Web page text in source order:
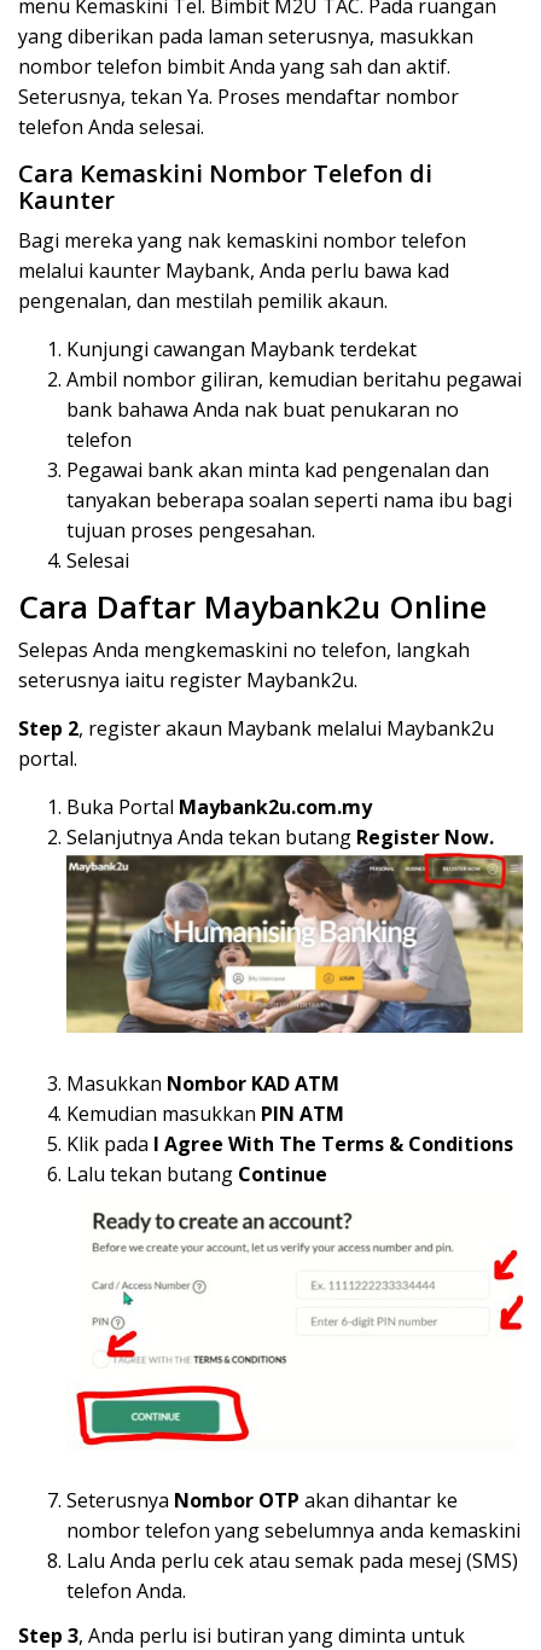
menu Kemaskini Tel. Bimbit M2U TAC. Pada ruangan
yang diberikan pada laman seterusnya, masukkan
nombor telefon bimbit Anda yang sah dan aktif.
Seterusnya, tekan Ya. Proses mendaftar nombor
telefon Anda selesai.
Cara Kemaskini Nombor Telefon di
Kaunter
Bagi mereka yang nak kemaskini nombor telefon
melalui kaunter Maybank, Anda perlu bawa kad
pengenalan, dan mestilah pemilik akaun.
Kunjungi cawangan Maybank terdekat
Ambil nombor giliran, kemudian beritahu pegawai
bank bahawa Anda nak buat penukaran no
telefon
Pegawai bank akan minta kad pengenalan dan
tanyakan beberapa soalan seperti nama ibu bagi
tujuan proses pengesahan.
Selesai
Cara Daftar Maybank2u Online
Selepas Anda mengkemaskini no telefon, langkah
seterusnya iaitu register Maybank2u.
Step 2, register akaun Maybank melalui Maybank2u
portal.
Buka Portal Maybank2u.com.my
Selanjutnya Anda tekan butang Register Now.
Masukkan Nombor KAD ATM
Kemudian masukkan PIN ATM
Klik pada I Agree With The Terms & Conditions
Lalu tekan butang Continue
Seterusnya Nombor OTP akan dihantar ke
nombor telefon yang sebelumnya anda kemaskini
Lalu Anda perlu cek atau semak pada mesej (SMS)
telefon Anda.
Step 3, Anda perlu isi butiran yang diminta untuk